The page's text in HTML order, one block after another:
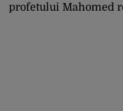
profetului Mahomed